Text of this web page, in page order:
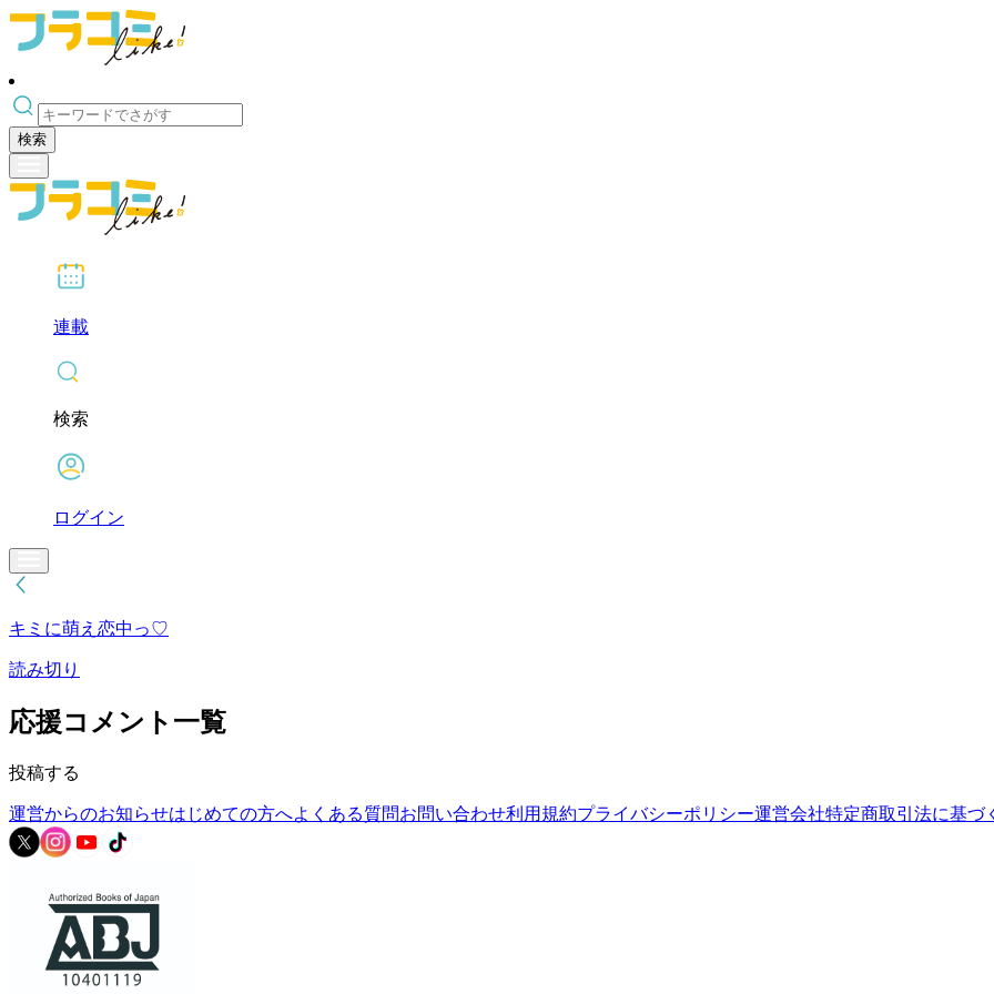
検索
連載
検索
ログイン
キミに萌え恋中っ♡
読み切り
応援コメント一覧
投稿する
運営からのお知らせはじめての方へよくある質問お問い合わせ利用規約プライバシーポリシー運営会社特定商取引法に基づ